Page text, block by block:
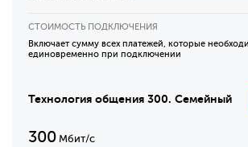
СТОИМОСТЬ ПОДКЛЮЧЕНИЯ
Включает сумму всех платежей, которые
единовременно при подключении
Технология общения 300. Семейный
300 Мбит/с